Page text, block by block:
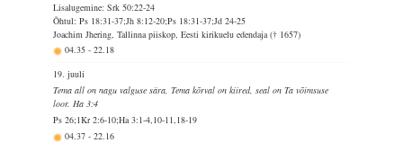
Lisalugemine: Srk 50:22-24
Õhtul: Ps 18:31-37;Jh 8:12-20;Ps 18:31-37;Jd 24-25
Joachim Jhering, Tallinna piiskop, Eesti kirikuelu edendaja († 1657)
04.35-22.18
19. juuli
Tema all on nagu valguse sära, Tema kõrval on kiired, seal on Ta võimsuse
loor. Ha 3:4
Ps 26;1Kr 2:6-10;Ha 3:1-4,10-11,18-19
04.37-22.16